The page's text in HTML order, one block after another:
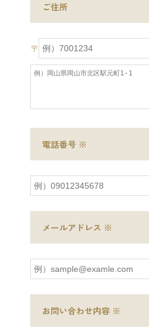
ご住所
〒
電話番号 ※
メールアドレス ※
お問い合わせ内容 ※
ぽすとめいとプラスのこと
非認知能力
Be Mystyle Program
ぽすとめいとプラスの特色
園のこと
よくあるご質問